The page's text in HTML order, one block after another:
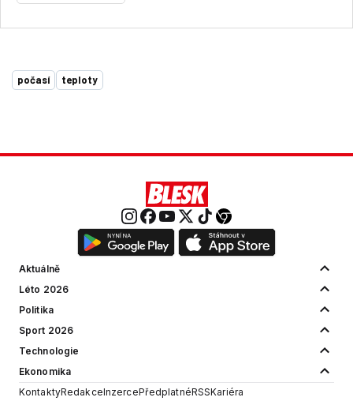
počasí teploty
Aktuálně
Léto 2026
Politika
Sport 2026
Technologie
Ekonomika
KontaktyRedakceInzercePředplatnéRSSKariéra